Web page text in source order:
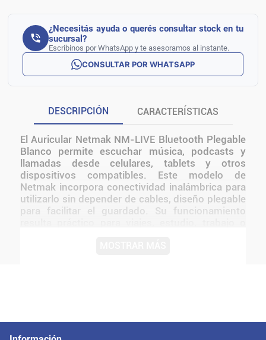
¿Necesitás ayuda o querés consultar stock en tu
sucursal?
Escribinos por WhatsApp y te asesoramos al instante.
CONSULTAR POR WHATSAPP
DESCRIPCIÓN CARACTERÍSTICAS
El Auricular Netmak NM-LIVE Bluetooth Plegable
Blanco permite escuchar música, podcasts y
llamadas desde celulares, tablets y otros
dispositivos compatibles. Este modelo de
Netmak incorpora conectividad inalámbrica para
utilizarlo sin depender de cables, diseño plegable
para facilitar el guardado. Su funcionamiento